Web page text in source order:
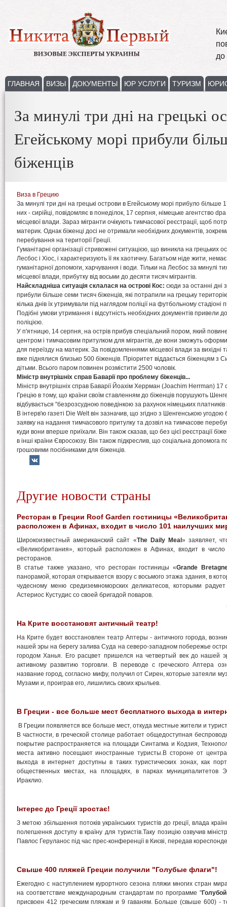
до
ГЛАВНАЯ ВИЗЫ ДОКУМЕНТЫ ЮР УСЛУГИ ТУРИЗМ
За минулі три дні на грецькі
Егейському морі прибули
біженців
Виза в Грецию
За минулі три дні на грецькі острови в Егейському морі прибуло більше
них - сирійці, повідомляє в понеділок, 17 серпня, німецьке агентство
місцевої влади. Зараз мігранти очікують тимчасової реєстрації, щоб
материк. Однак біженці досі не отримали необхідних документів,
перебування на території Греції.
Гуманітарні організації стривожені ситуацією, що виникла на грецьких
Лесбос і Хіос, і характеризують її як хаотичну. Багатьом ніде жити,
гуманітарної допомоги, харчування і води. Тільки на Лесбос за минулі
місцевої влади, прибутку від восьми до десяти тисяч мігрантів.
Найскладніша ситуація склалася на острові Кос: сюди за останні дні
прибули більше семи тисяч біженців, які потрапили на грецьку
кілька днів їх утримували під наглядом поліції на футбольному стадіоні
Подібні умови утримання і відсутність необхідних документів привели
поліцією.
У п'ятницю, 14 серпня, на острів прибув спеціальний пором, який
центром і тимчасовим притулком для мігрантів, де вони зможуть
для переїзду на материк. За повідомленнями місцевої влади за вихідні
вже піднялися близько 500 біженців. Пріоритет віддається біженцям з
дітьми. Всього паром повинен розмістити 2500 чоловік.
Міністр внутрішніх справ Баварії про проблему біженців...
Міністр внутрішніх справ Баварії Йоахім Херрман (Joachim Herrman) 17
Грецію в тому, що країни своїм ставленням до біженців порушують
відбувається "безрозсудною поведінкою за рахунок німецьких платників
В інтерв'ю газеті Die Welt він зазначив, що згідно з Шенгенською угодою
заявку на надання тимчасового притулку та дозвіл на тимчасове
куди вони вперше приїхали. Він також сказав, що без цієї реєстрації
в інші країни Євросоюзу. Він також підкреслив, що соціальна допомога
грошовими посібниками для біженців.
Другие новости страны
Ресторан в Греции Roof Garden гостиницы
расположен в Афинах, входит в число 101 наилучших
Широкоизвестный американский сайт «The Daily Meal» заявляет,
«Великобритания», который расположен в Афинах, входит в
ресторанов.
В статье также указано, что ресторан гостиницы «Grande
панорамой, которая открывается взору с восьмого этажа здания, в
чудесному меню средиземноморских деликатесов, которыми
Астериос Кустудис со своей бригадой поваров.
На Крите восстановят античный театр!
На Крите будет восстановлен театр Аптеры - античного города,
нашей эры на берегу залива Суда на северо-западном побережье
городом Ханья. Его расцвет пришелся на четвертый век до нашей
активному развитию торговли. В переводе с греческого Аптера
название город, согласно мифу, получил от Сирен, которые затеяли
Музами и, проиграв его, лишились своих крыльев.
В Греции - все больше мест бесплатного выхода в
В Греции появляется все больше мест, откуда местные жители и
В частности, в греческой столице работает общедоступная
покрытие распространяется на площади Синтагма и Кодзия,
места активно посещают иностранные туристы.В стороне от
выхода в интернет доступны в таких туристических зонах, как
общественных местах, на площадях, в парках муниципалитетов
Ираклио.
Інтерес до Греції зростає!
З метою збільшення потоків українських туристів до греції, влада
полегшення доступу в країну для туристів.Таку позицію озвучив
Павлос Геруланос під час прес-конференції в Києві, передав
Свыше 400 пляжей Греции получили "Голубые флаги"!
Ежегодно с наступлением курортного сезона пляжи многих стран
на соответствие международным стандартам по программе "
присвоен 412 греческим пляжам и 9 гаваням. Больше (свыше 600) -